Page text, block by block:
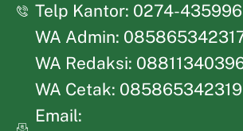
Telp Kantor: 0274-
WA Admin:
WA Redaksi:
WA Cetak: 085865342319
Email: